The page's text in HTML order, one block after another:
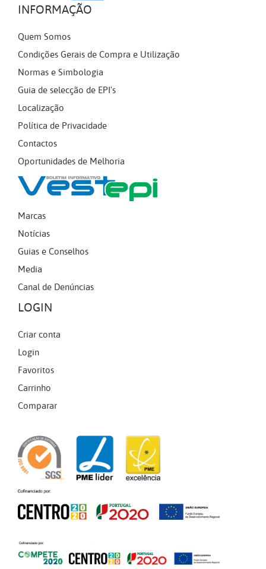
INFORMAÇÃO
Quem Somos
Condições Gerais de Compra e Utilização
Normas e Simbologia
Guia de selecção de EPI's
Localização
Política de Privacidade
Contactos
Oportunidades de Melhoria
Marcas
Notícias
Guias e Conselhos
Media
Canal de Denúncias
LOGIN
Criar conta
Login
Favoritos
Carrinho
Comparar